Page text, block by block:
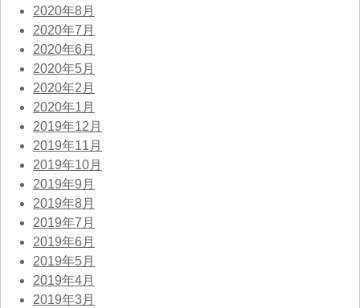
2020年8月
2020年7月
2020年6月
2020年5月
2020年2月
2020年1月
2019年12月
2019年11月
2019年10月
2019年9月
2019年8月
2019年7月
2019年6月
2019年5月
2019年4月
2019年3月